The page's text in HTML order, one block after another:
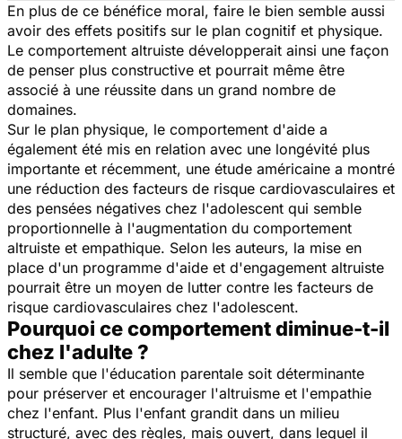
En plus de ce bénéfice moral, faire le bien semble aussi
avoir des effets positifs sur le plan cognitif et physique.
Le comportement altruiste développerait ainsi une façon
de penser plus constructive et pourrait même être
associé à une réussite dans un grand nombre de
domaines.
Sur le plan physique, le comportement d'aide a
également été mis en relation avec une longévité plus
importante et récemment, une étude américaine a montré
une réduction des facteurs de risque cardiovasculaires et
des pensées négatives chez l'adolescent qui semble
proportionnelle à l'augmentation du comportement
altruiste et empathique. Selon les auteurs, la mise en
place d'un programme d'aide et d'engagement altruiste
pourrait être un moyen de lutter contre les facteurs de
risque cardiovasculaires chez l'adolescent.
Pourquoi ce comportement diminue-t-il
chez l'adulte ?
Il semble que l'éducation parentale soit déterminante
pour préserver et encourager l'altruisme et l'empathie
chez l'enfant. Plus l'enfant grandit dans un milieu
structuré, avec des règles, mais ouvert, dans lequel il